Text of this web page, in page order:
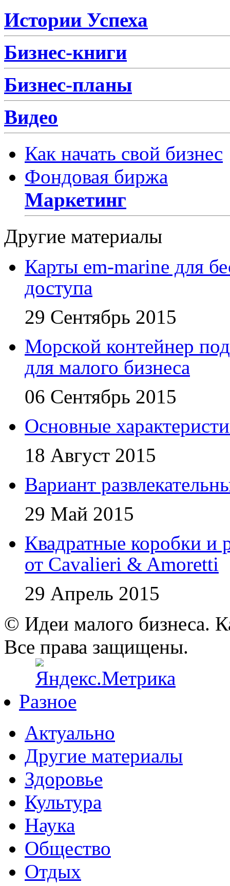
Истории Успеха
Бизнес-книги
Бизнес-планы
Видео
Как начать свой бизнес
Фондовая биржа
Маркетинг
Другие материалы
Карты em-marine для
доступа
29 Сентябрь 2015
Морской контейнер
для малого бизнеса
06 Сентябрь 2015
Основные
18 Август 2015
Вариант
29 Май 2015
Квадратные коробки и
от Cavalieri & Amoretti
29 Апрель 2015
© Идеи малого бизнеса.
Все права защищены.
Разное
Актуально
Другие материалы
Здоровье
Культура
Наука
Общество
Отдых